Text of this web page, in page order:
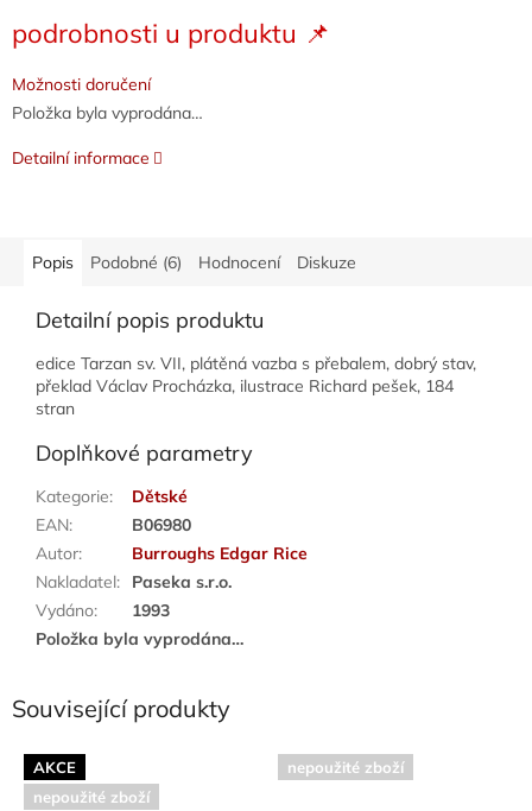
cena:
podrobnosti u produktu 📌
Možnosti doručení
Položka byla vyprodána…
Detailní informace
Popis Podobné (6) Hodnocení Diskuze
Detailní popis produktu
edice Tarzan sv. VII, plátěná vazba s přebalem, dobrý stav,
překlad Václav Procházka, ilustrace Richard pešek, 184
stran
Doplňkové parametry
Kategorie:
Dětské
EAN:
B06980
Autor:
Burroughs Edgar Rice
Nakladatel:
Paseka s.r.o.
Vydáno:
1993
Položka byla vyprodána…
Související produkty
AKCE
nepoužité zboží
nepoužité zboží